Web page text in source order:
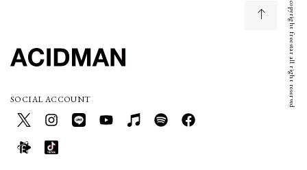
SOCIAL ACCOUNT copyright freestar all right reserved